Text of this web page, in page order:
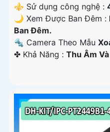
⚜️ Sử dụng công nghệ :
🌙 Xem Được Ban Đêm :
Ban Ðêm.
🔩 Camera Theo Mẫu
️✤ Khả Năng : Thu Âm